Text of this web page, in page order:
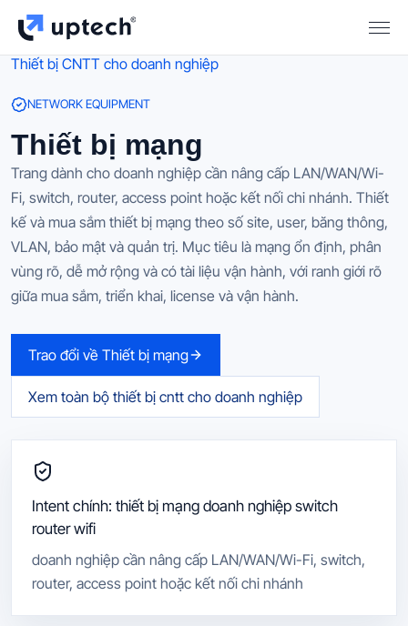
Thiết bị CNTT cho doanh nghiệp
NETWORK EQUIPMENT
Thiết bị mạng
Trang dành cho doanh nghiệp cần nâng cấp LAN/WAN/Wi-
Fi, switch, router, access point hoặc kết nối chi nhánh. Thiết
kế và mua sắm thiết bị mạng theo số site, user, băng thông,
VLAN, bảo mật và quản trị. Mục tiêu là mạng ổn định, phân
vùng rõ, dễ mở rộng và có tài liệu vận hành, với ranh giới rõ
giữa mua sắm, triển khai, license và vận hành.
Trao đổi về Thiết bị mạng
Xem toàn bộ thiết bị cntt cho doanh nghiệp
Intent chính: thiết bị mạng doanh nghiệp switch
router wifi
doanh nghiệp cần nâng cấp LAN/WAN/Wi-Fi, switch,
router, access point hoặc kết nối chi nhánh